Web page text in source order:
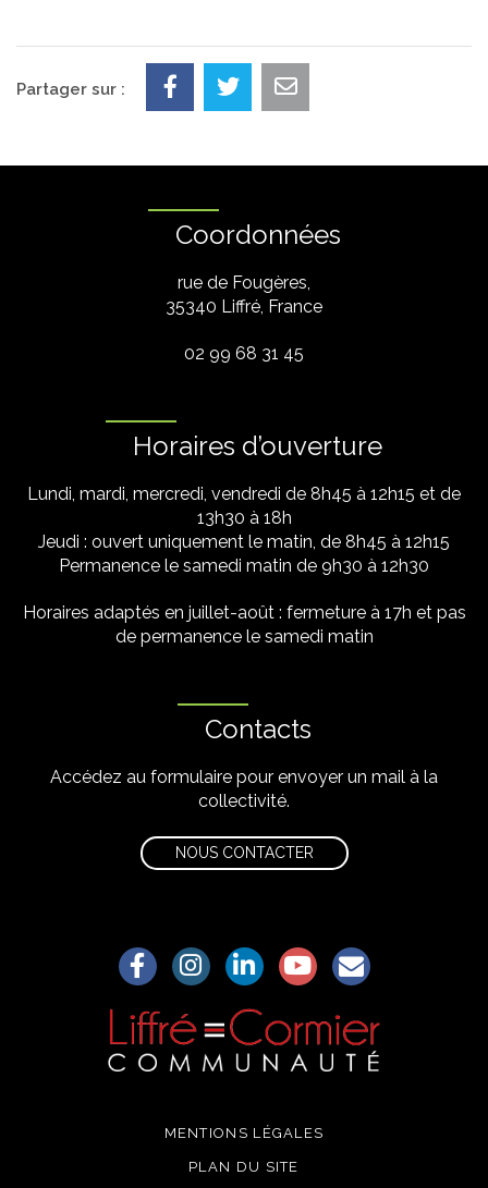
Partager sur :
Coordonnées
rue de Fougères,
35340 Liffré, France
02 99 68 31 45
Horaires d’ouverture
Lundi, mardi, mercredi, vendredi de 8h45 à 12h15 et de
13h30 à 18h
Jeudi : ouvert uniquement le matin, de 8h45 à 12h15
Permanence le samedi matin de 9h30 à 12h30
Horaires adaptés en juillet-août : fermeture à 17h et pas
de permanence le samedi matin
Contacts
Accédez au formulaire pour envoyer un mail à la
collectivité.
NOUS CONTACTER
Lien vers le compte Facebook
Lien vers le compte Instagram
Lien vers le compte Linkedin
Lien vers la chaîne
S'aWonner à
MENTIONS LÉGALES
PLAN DU SITE